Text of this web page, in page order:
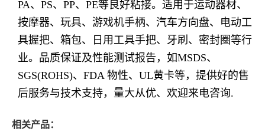
PA、PS、PP、PE等良好粘接。适用于运动器材、
按摩器、玩具、游戏机手柄、汽车方向盘、电动工
具握把、箱包、日用工具手把、牙刷、密封圈等行
业。品质保证及性能测试报告，如MSDS、
SGS(ROHS)、FDA 物性、UL黄卡等，提供好的售
后服务与技术支持，量大从优、欢迎来电咨询.
相关产品：